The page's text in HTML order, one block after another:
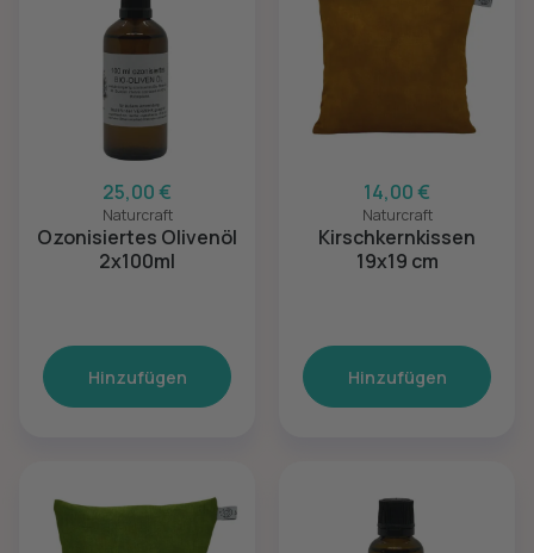
25,00 €
Naturcraft
Ozonisiertes Olivenöl
2x100ml
Hinzufügen
14,00 €
Naturcraft
Kirschkernkissen
19x19 cm
Hinzufügen